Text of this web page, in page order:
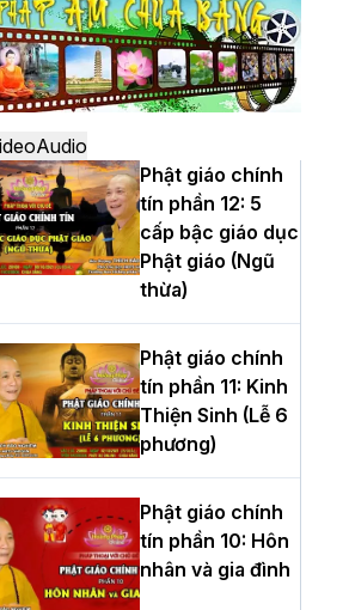
Nội: Long trọng
khởi công xây
Trung tâm
đô
Nội: Ngày tu
cuối cùng
lại khóa sinh
hè lần thứ XIV
chùa Bằng
yêu thương
ngày tu tập
hoạt Phật
mùa hè tại
Bằng
Audio
Phật giáo chính
tín phần 12: 5
cấp bậc giáo dục
Phật giáo (Ngũ
thừa)
Phật giáo chính
tín phần 11: Kinh
Thiện Sinh (Lễ 6
phương)
Phật giáo chính
tín phần 10: Hôn
nhân và gia đình